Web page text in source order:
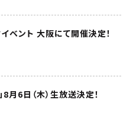
ント 大阪にて開催決定！
8月6日（木）生放送決定！